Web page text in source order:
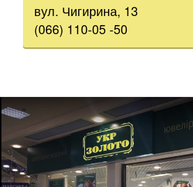
вул. Чигирина, 13
(066) 110-05 -50